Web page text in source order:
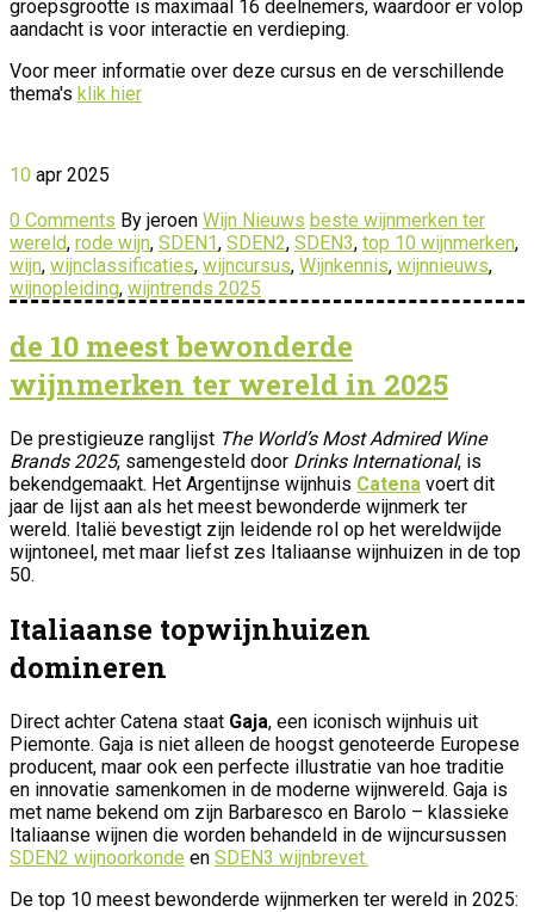
groepsgrootte is maximaal 16 deelnemers, waardoor er volop
aandacht is voor interactie en verdieping.
Voor meer informatie over deze cursus en de verschillende
thema's klik hier
10 apr 2025
0 Comments By jeroen Wijn Nieuws beste wijnmerken ter
wereld, rode wijn, SDEN1, SDEN2, SDEN3, top 10 wijnmerken,
wijn, wijnclassificaties, wijncursus, Wijnkennis, wijnnieuws,
wijnopleiding, wijntrends 2025
de 10 meest bewonderde
wijnmerken ter wereld in 2025
De prestigieuze ranglijst The World’s Most Admired Wine
Brands 2025, samengesteld door Drinks International, is
bekendgemaakt. Het Argentijnse wijnhuis Catena voert dit
jaar de lijst aan als het meest bewonderde wijnmerk ter
wereld. Italië bevestigt zijn leidende rol op het wereldwijde
wijntoneel, met maar liefst zes Italiaanse wijnhuizen in de top
50.
Italiaanse topwijnhuizen
domineren
Direct achter Catena staat Gaja, een iconisch wijnhuis uit
Piemonte. Gaja is niet alleen de hoogst genoteerde Europese
producent, maar ook een perfecte illustratie van hoe traditie
en innovatie samenkomen in de moderne wijnwereld. Gaja is
met name bekend om zijn Barbaresco en Barolo – klassieke
Italiaanse wijnen die worden behandeld in de wijncursussen
SDEN2 wijnoorkonde en SDEN3 wijnbrevet.
De top 10 meest bewonderde wijnmerken ter wereld in 2025: